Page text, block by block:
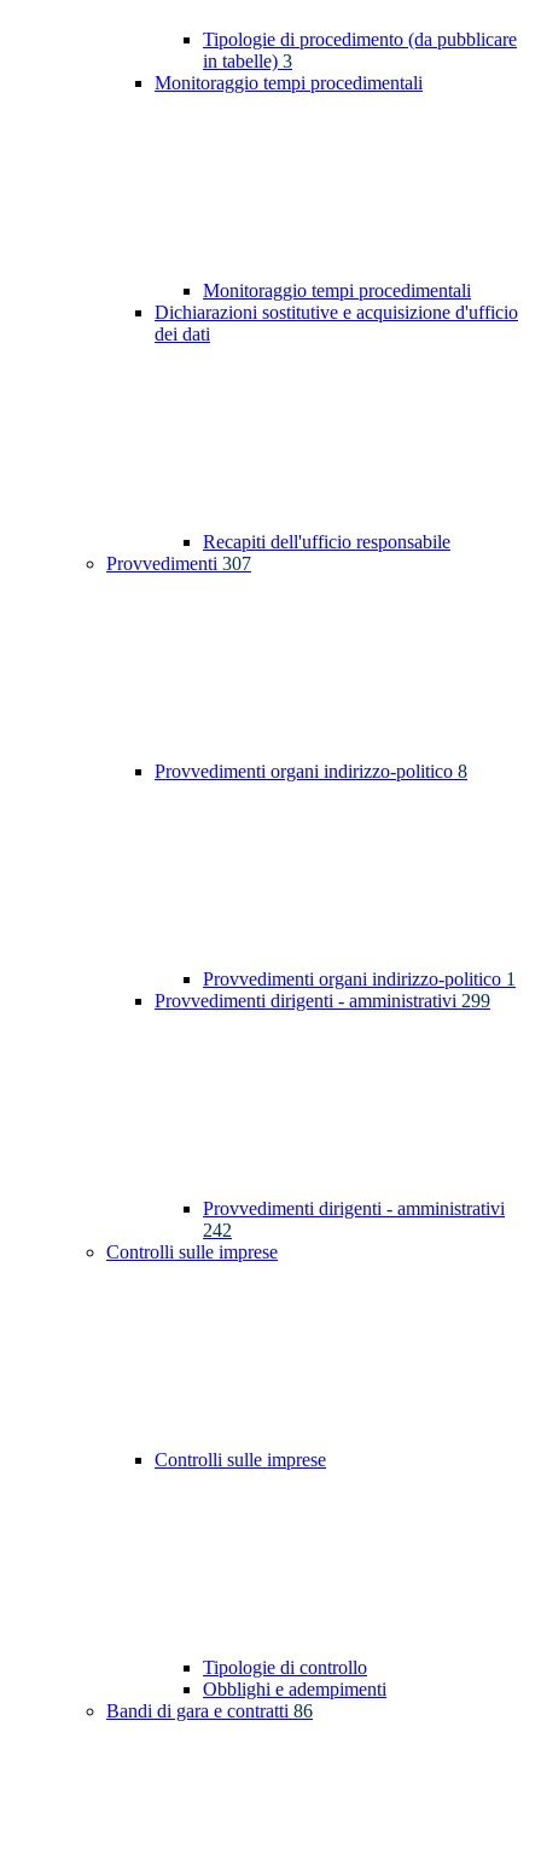
Tipologie di procedimento (da pubblicare
in tabelle) 3
Monitoraggio tempi procedimentali
Monitoraggio tempi procedimentali
Dichiarazioni sostitutive e acquisizione d'ufficio
dei dati
Recapiti dell'ufficio responsabile
Provvedimenti 307
Provvedimenti organi indirizzo-politico 8
Provvedimenti organi indirizzo-politico 1
Provvedimenti dirigenti - amministrativi 299
Provvedimenti dirigenti - amministrativi
242
Controlli sulle imprese
Controlli sulle imprese
Tipologie di controllo
Obblighi e adempimenti
Bandi di gara e contratti 86